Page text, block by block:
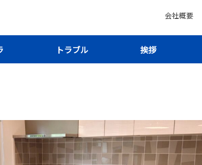
会社概要
トラブル 挨拶
ランの選び方7つ？大型家具だけで費用を抑えよう！